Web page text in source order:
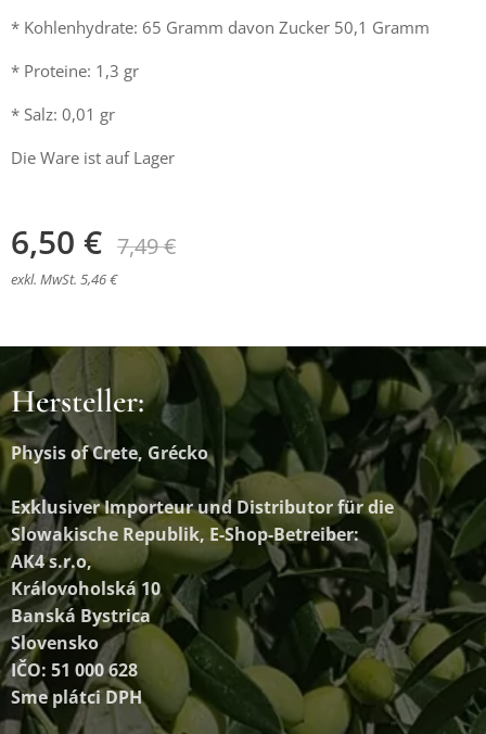
* Kohlenhydrate: 65 Gramm davon Zucker 50,1 Gramm
* Proteine: 1,3 gr
* Salz: 0,01 gr
Die Ware ist auf Lager
6,50 € 7,49€
exkl. MwSt. 5,46 €
Hersteller:
Physis of Crete, Grécko
Exklusiver Importeur und Distributorfür die
Slowakische Republik, E-Shop-Betreiber:
AK4 s.r.o,
Královoholská 10
Banská Bystrica
Slovensko
IČO: 51 000 628
Sme plátci DPH